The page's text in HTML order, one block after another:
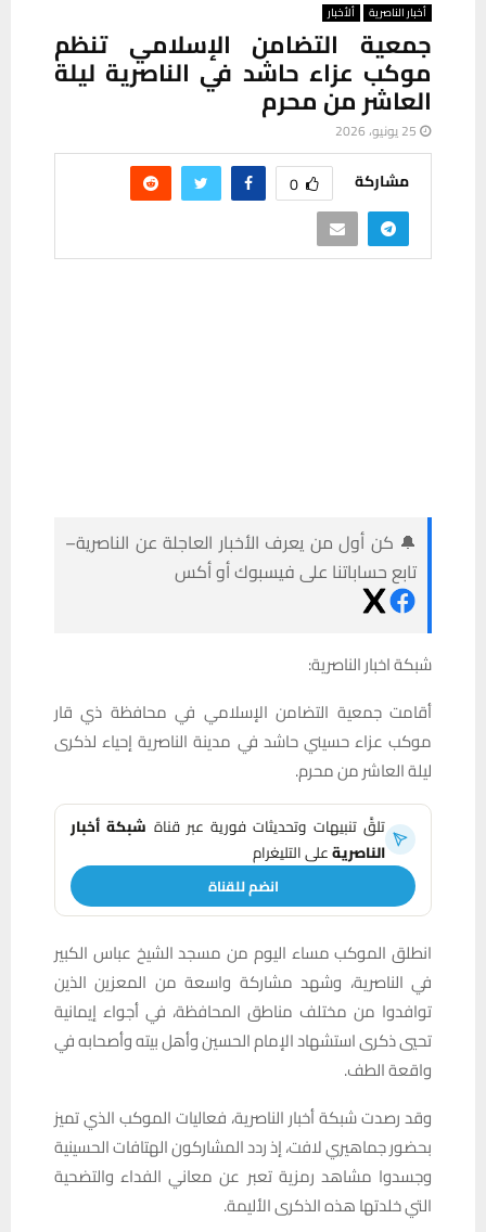
أخبار الناصرية ألأخبار
جمعية التضامن الإسلامي تنظم
موكب عزاء حاشد في الناصرية ليلة
العاشر من محرم
25 يونيو، 2026
مشاركة 0
🔔 كن أول من يعرف الأخبار العاجلة عن الناصرية–
تابع حساباتنا على فيسبوك أو أكس
شبكة اخبار الناصرية:
أقامت جمعية التضامن الإسلامي في محافظة ذي قار
موكب عزاء حسيني حاشد في مدينة الناصرية إحياء لذكرى
ليلة العاشر من محرم.
تلقَّ تنبيهات وتحديثات فورية عبر قناة شبكة أخبار
الناصريةعلى التليغرام
انضم للقناة
انطلق الموكب مساء اليوم من مسجد الشيخ عباس الكبير
في الناصرية، وشهد مشاركة واسعة من المعزين الذين
توافدوا من مختلف مناطق المحافظة، في أجواء إيمانية
تحيي ذكرى استشهاد الإمام الحسين وأهل بيته وأصحابه في
واقعة الطف.
وقد رصدت شبكة أخبار الناصرية، فعاليات الموكب الذي تميز
بحضور جماهيري لافت، إذ ردد المشاركون الهتافات الحسينية
وجسدوا مشاهد رمزية تعبر عن معاني الفداء والتضحية
التي خلدتها هذه الذكرى الأليمة.